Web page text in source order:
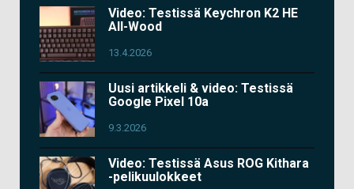
Video: Testissä Keychron K2 HE
All-Wood
13.4.2026
Uusi artikkeli & video: Testissä
Google Pixel 10a
9.3.2026
Video: Testissä Asus ROG Kithara
-pelikuulokkeet